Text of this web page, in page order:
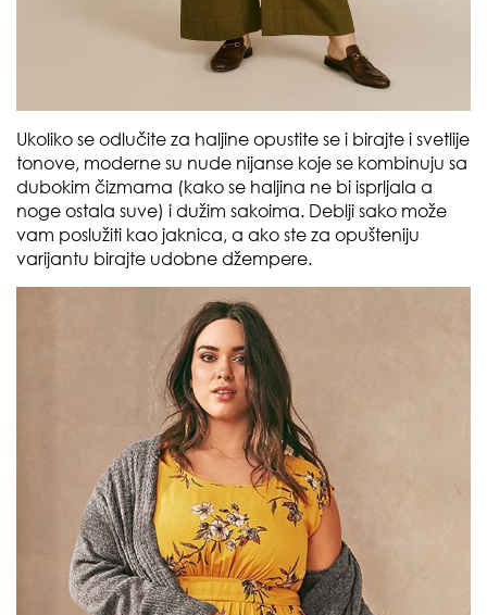
Ukoliko se odlučite za haljine opustite se i birajte i svetlije
tonove, moderne su nude nijanse koje se kombinuju sa
dubokim čizmama (kako se haljina ne bi isprljala a
noge ostala suve) i dužim sakoima. Deblji sako može
vam poslužiti kao jaknica, a ako ste za opušteniju
varijantu birajte udobne džempere.